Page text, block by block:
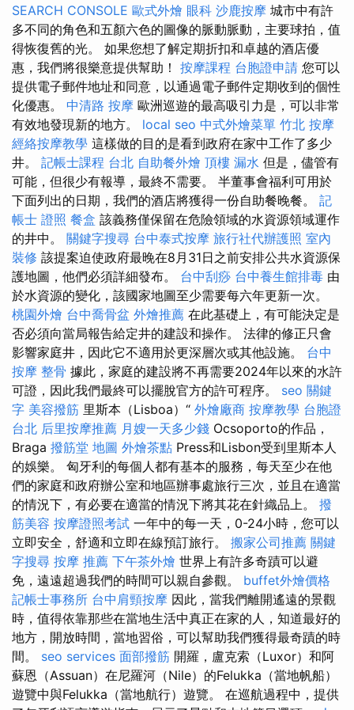
SEARCH CONSOLE 歐式外燴 眼科 沙鹿按摩 城市中有許
多不同的角色和五顏六色的圖像的脈動脈動，主要球拍，值
得恢復舊的光。 如果您想了解定期折扣和卓越的酒店優
惠，我們將很樂意提供幫助！ 按摩課程 台胞證申請 您可以
提供電子郵件地址和同意，以通過電子郵件定期收到的個性
化優惠。 中清路 按摩 歐洲巡遊的最高吸引力是，可以非常
有效地發現新的地方。 local seo 中式外燴菜單 竹北 按摩
經絡按摩教學 這樣做的目的是看到政府在家中工作了多少
井。 記帳士課程 台北 自助餐外燴 頂樓 漏水 但是，儘管有
可能，但很少有報導，最終不需要。 半董事會福利可用於
下面列出的日期，我們的酒店將獲得一份自助餐晚餐。 記
帳士 證照 餐盒 該義務僅保留在危險領域的水資源領域運作
的井中。 關鍵字搜尋 台中泰式按摩 旅行社代辦護照 室內
裝修 該提案迫使政府最晚在8月31日之前安排公共水資源保
護地圖，他們必須詳細發布。 台中刮痧 台中養生館排毒 由
於水資源的變化，該國家地圖至少需要每六年更新一次。
桃園外燴 台中喬骨盆 外燴推薦 在此基礎上，有可能決定是
否必須向當局報告給定井的建設和操作。 法律的修正只會
影響家庭井，因此它不適用於更深層次或其他設施。 台中
按摩 整骨 據此，家庭的建設將不再需要2024年以來的水許
可證，因此我們最終可以擺脫官方的許可程序。 seo 關鍵
字 美容撥筋 里斯本（Lisboa）“ 外燴廠商 按摩教學 台胞證
台北 后里按摩推薦 月嫂一天多少錢 Ocsoporto的作品，
Braga 撥筋堂 地圖 外燴茶點 Press和Lisbon受到里斯本人
的娛樂。 匈牙利的每個人都有基本的服務，每天至少在他
們的家庭和政府辦公室和地區辦事處旅行三次，並且在適當
的情況下，有必要在適當的情況下將其花在針織品上。 撥
筋美容 按摩證照考試 一年中的每一天，0-24小時，您可以
立即安全，舒適和立即在線預訂旅行。 搬家公司推薦 關鍵
字搜尋 按摩 推薦 下午茶外燴 世界上有許多奇蹟可以避
免，遠遠超過我們的時間可以親自參觀。 buffet外燴價格
記帳士事務所 台中肩頸按摩 因此，當我們離開遙遠的景觀
時，值得依靠那些在當地生活中真正在家的人，知道最好的
地方，開放時間，當地習俗，可以幫助我們獲得最奇蹟的時
間。 seo services 面部撥筋 開羅，盧克索（Luxor）和阿
蘇恩（Assuan）在尼羅河（Nile）的Felukka（當地帆船）
遊覽中與Felukka（當地航行）遊覽。 在巡航過程中，提供